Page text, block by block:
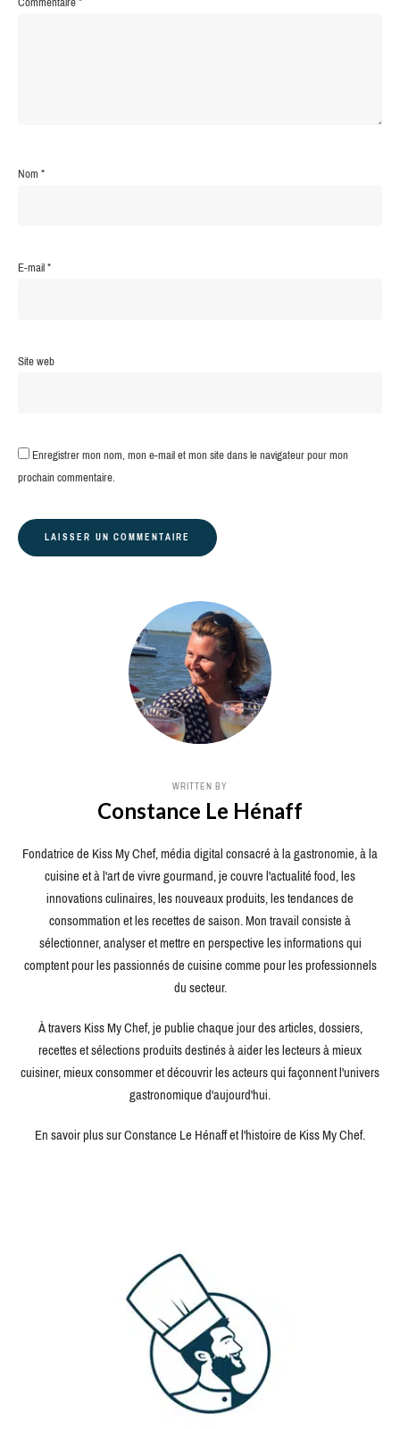
Nom*
E-mail*
Site web
Enregistrer mon nom, mon e-mail et mon site dans le navigateur pour mon
prochain commentaire.
WRITTEN BY
Constance Le Hénaff
Fondatrice de Kiss My Chef, média digital consacré à la gastronomie, à la
cuisine et à l'art de vivre gourmand, je couvre l'actualité food, les
innovations culinaires, les nouveaux produits, les tendances de
consommation et les recettes de saison. Mon travail consiste à
sélectionner, analyser et mettre en perspective les informations qui
comptent pour les passionnés de cuisine comme pour les professionnels
du secteur.
À travers Kiss My Chef, je publie chaque jour des articles, dossiers,
recettes et sélections produits destinés à aider les lecteurs à mieux
cuisiner, mieux consommer et découvrir les acteurs qui façonnent l'univers
gastronomique d'aujourd'hui.
En savoir plus sur Constance Le Hénaff et l'histoire de Kiss My Chef.